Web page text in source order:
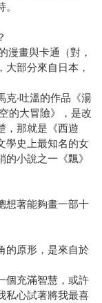
漫畫與卡通（對，
部分來自日本，
克‧吐溫的作品《湯
的大冒險》，是改
，那就是《西遊
學史上最知名的女
小說之一《飄》
想著能夠畫一部十
的原形，是來自於
個充滿智慧，或許
私心試著將我最喜